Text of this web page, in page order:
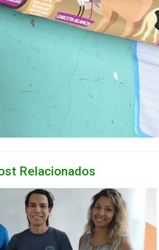
Relacionados